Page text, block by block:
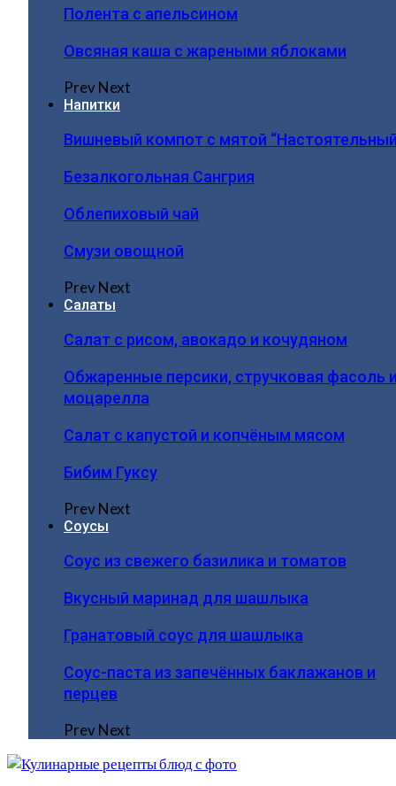
Полента с апельсином
Овсяная каша с жареными яблоками
PrevNext
Напитки
Вишневый компот с мятой
Безалкогольная Сангрия
Облепиховый чай
Смузи овощной
PrevNext
Салаты
Салат с рисом, авокадо и кочудяном
Обжаренные персики, стручковая фасоль
моцарелла
Салат с капустой и копчёным мясом
Бибим Гуксу
PrevNext
Соусы
Соус из свежего базилика и томатов
Вкусный маринад для шашлыка
Гранатовый соус для шашлыка
Соус-паста из запечённых баклажанов и
перцев
PrevNext